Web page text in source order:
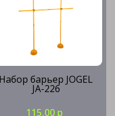
Набор барьер JOGEL
JA-226
115.00 р